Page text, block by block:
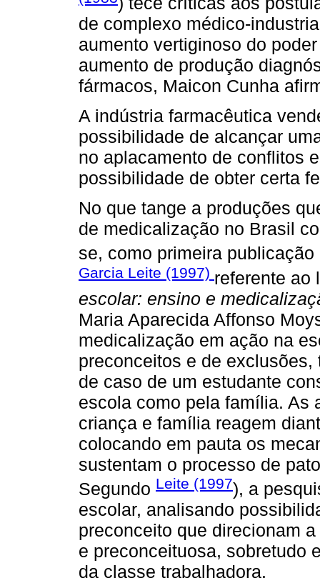
de complexo médico-
aumento vertiginoso do
aumento de produção
fármacos, Maicon Cunha
A indústria farmacêutica
possibilidade de alcançar
no aplacamento de conflitos
possibilidade de obter certa
No que tange a produções
de medicalização no Brasil
se, como primeira
Garcia Leite (1997) referente ao
escolar: ensino e
Maria Aparecida Affonso
medicalização em ação na
preconceitos e de
de caso de um estudante
escola como pela família. As
criança e família reagem
colocando em pauta os
sustentam o processo de
Segundo Leite (1997), a
escolar, analisando
preconceito que direcionam
e preconceituosa, sobretudo
da classe trabalhadora.